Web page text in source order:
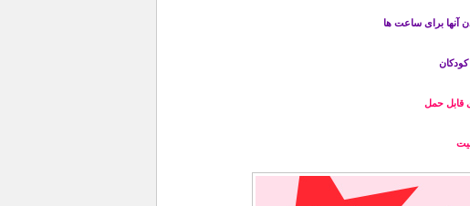
آنها برای ساعت ها
کودکان
قابل حمل